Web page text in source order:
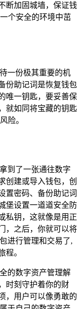
断加固城墙，保证钱
个安全的环境中茁
一份极其重要的机
份助记词是恢复钱包
唯一钥匙，要妥善保
就如同将宝藏的钥匙
险。
到了一张通往数字
创建或导入钱包，创
置密码、备份助记词
堡设置一道道安全防
私钥，这就像是用正
，之后，你就可以将
进行管理和交易了,
程。
的数字资产管理解
时刻守护着你的财
，用户可以像勇敢的